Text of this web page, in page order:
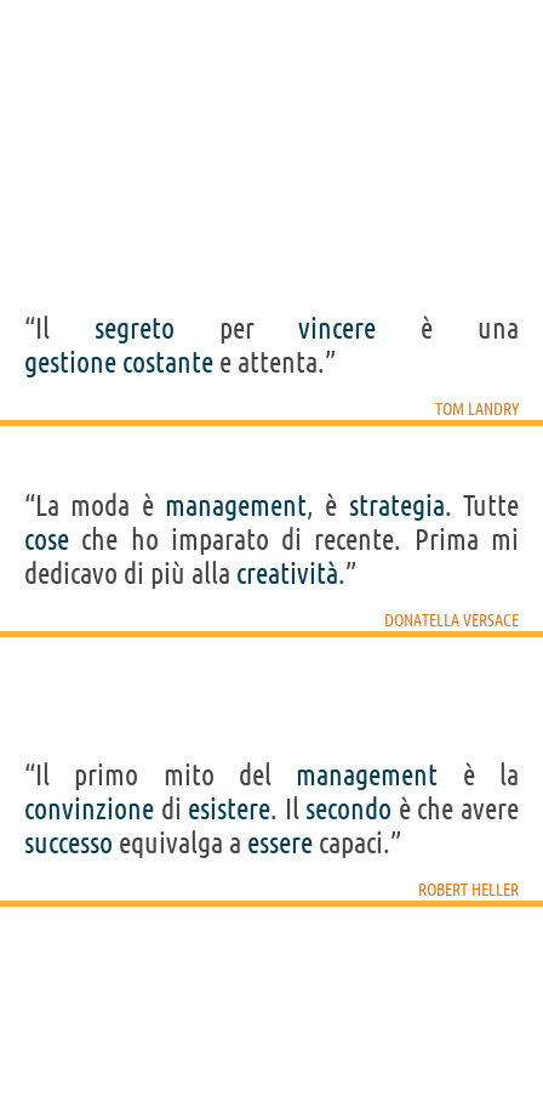
“Il segreto pervincere è una
gestione costante e attenta.”
TOM LANDRY
“La moda è management, è strategia. Tutte
cose che ho imparato di recente. Prima mi
dedicavo di più alla creatività.”
DONATELLA VERSACE
“Il primo mito del management è la
convinzione di esistere. Il secondo è che avere
successo equivalga a essere capaci.”
ROBERT HELLER